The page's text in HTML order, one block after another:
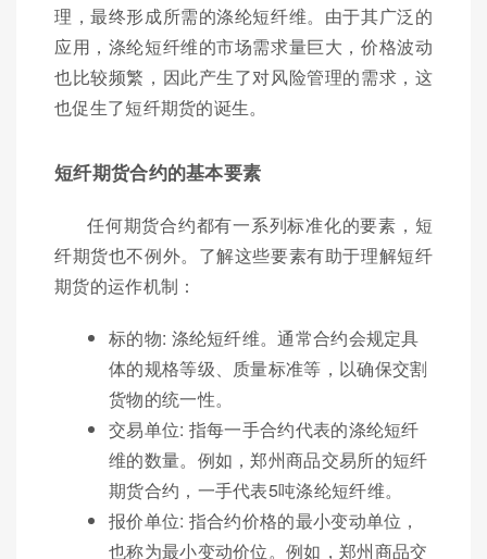
理，最终形成所需的涤纶短纤维。由于其广泛的
应用，涤纶短纤维的市场需求量巨大，价格波动
也比较频繁，因此产生了对风险管理的需求，这
也促生了短纤期货的诞生。
短纤期货合约的基本要素
任何期货合约都有一系列标准化的要素，短
纤期货也不例外。了解这些要素有助于理解短纤
期货的运作机制：
标的物: 涤纶短纤维。通常合约会规定具
体的规格等级、质量标准等，以确保交割
货物的统一性。
交易单位: 指每一手合约代表的涤纶短纤
维的数量。例如，郑州商品交易所的短纤
期货合约，一手代表5吨涤纶短纤维。
报价单位: 指合约价格的最小变动单位，
也称为最小变动价位。例如，郑州商品交